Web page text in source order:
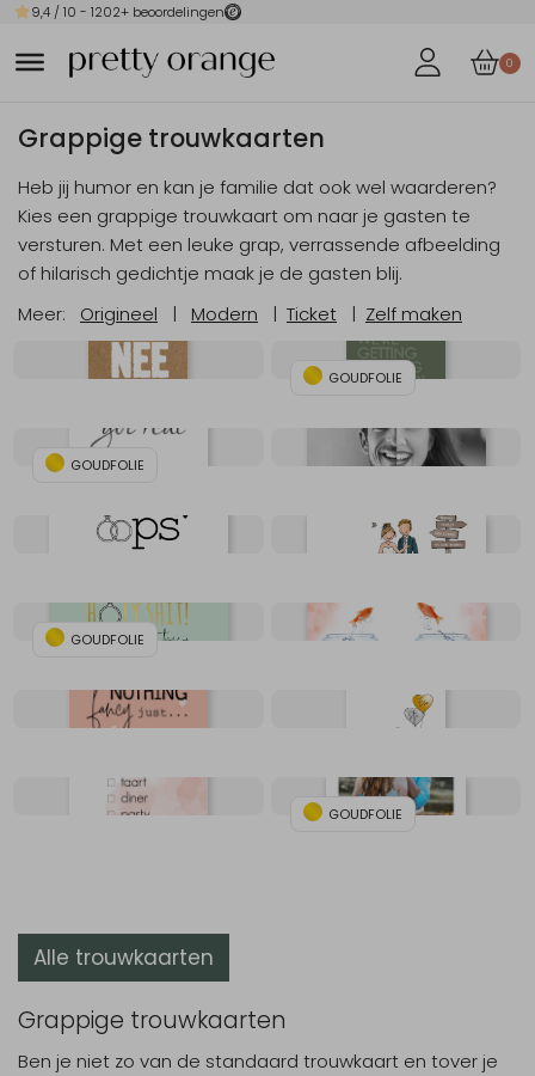
9,4 / 10 - 1202+ beoordelingen
0
Grappige trouwkaarten
Heb jij humor en kan je familie dat ook wel waarderen?
Kies een grappige trouwkaart om naar je gasten te
versturen. Met een leuke grap, verrassende afbeelding
of hilarisch gedichtje maak je de gasten blij.
Meer: Origineel | Modern | Ticket | Zelf maken
GOUDFOLIE
GOUDFOLIE
GOUDFOLIE
GOUDFOLIE
Alle trouwkaarten
Grappige trouwkaarten
Ben je niet zo van de standaard trouwkaart en tover je